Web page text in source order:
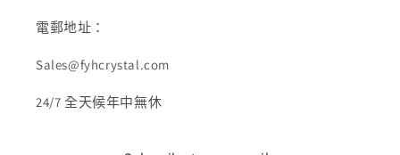
電郵地址：
Sales@fyhcrystal.com
24/7 全天候年中無休